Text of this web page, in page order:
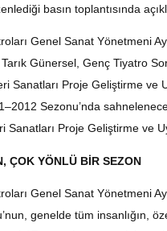
basın toplantısında
Genel Sanat Yönetmeni
Günersel, Genç Tiyatro
Sanatları Proje Geliştirme ve
Sezonu’nda
Sanatları Proje Geliştirme ve
ÇOK YÖNLÜ BİR SEZON
Genel Sanat Yönetmeni
genelde tüm insanlığın,